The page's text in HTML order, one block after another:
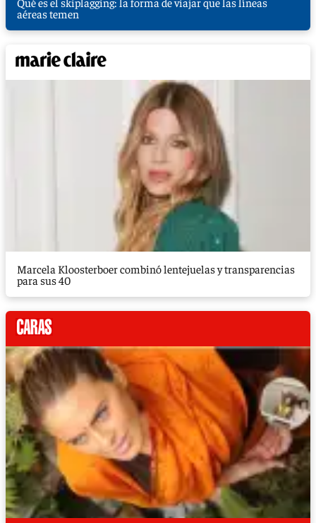
aéreas temen
Marcela Kloosterboer combinó lentejuelas y transparencias
para sus 40